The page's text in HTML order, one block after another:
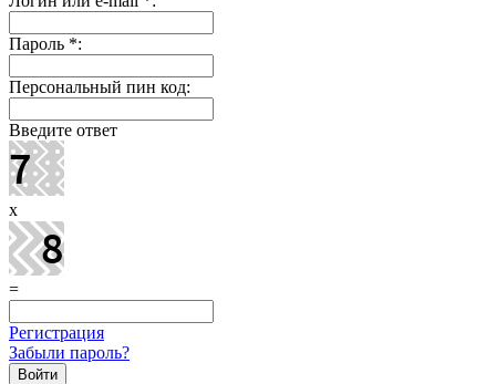
Пароль *:
Персональный пин код:
Введите ответ
x
=
Регистрация
Забыли пароль?